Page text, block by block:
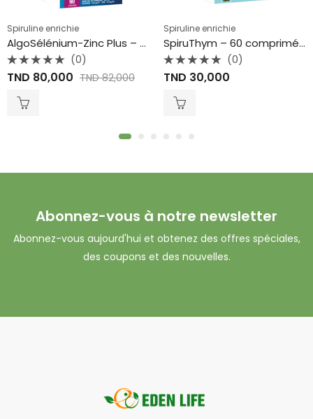
Spiruline enrichie
AlgoSélénium-Zinc Plus – 90 comprimés – EdenLife
Note
0
(0)
TND 80,000 TND82,000
Spiruline enrichie
SpiruThym – 60 comprimés – Eden life
Note
0
(0)
TND 30,000
Abonnez-vous à notre newsletter
Abonnez-vous aujourd'hui et obtenez des offres spéciales,
des coupons et des nouvelles.